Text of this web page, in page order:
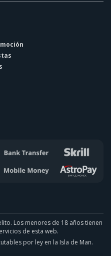
Los menores de 18 años tienen
de esta web.
por ley en la Isla de Man.